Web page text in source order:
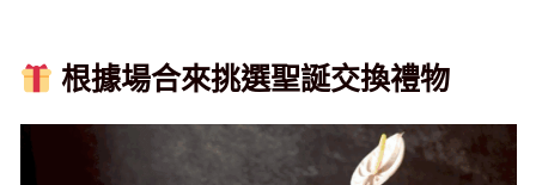
根據場合來挑選聖誕交換禮物